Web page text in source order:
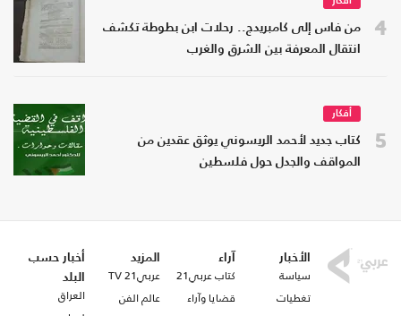
4
من فاس إلى كامبريدج.. رحلات ابن بطوطة تكشف
انتقال المعرفة بين الشرق والغرب
5
أفكار
كتاب جديد لأحمد الريسوني يوثق عقدين من
المواقف والجدل حول فلسطين
الأخبار
سياسة
تغطيات
آراء
كتاب عربي21
قضايا وآراء
المزيد
عربي21 TV
عالم الفن
أخبار حسب
البلد
العراق